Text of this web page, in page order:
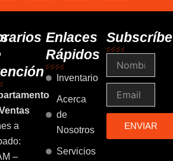
a
a
m
u
e
s
a
p
p
e
d
n
a
–
Enlaces
Rápidos
Inventario
Acerca
de
Nosotros
Servicios
ENVIAR